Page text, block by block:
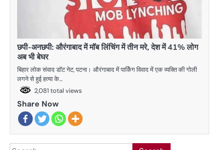
छपी-अनछपी: औरंगाबाद में मॉब लिंचिंग में तीन मरे, देश में 41% लोग
अब भी बेघर
बिहार लोक संवाद डॉट नेट, पटना। औरंगाबाद में पार्किंग विवाद में एक व्यक्ति की गोली
लगने से हुई हत्या के…
2,081 total views
Share Now